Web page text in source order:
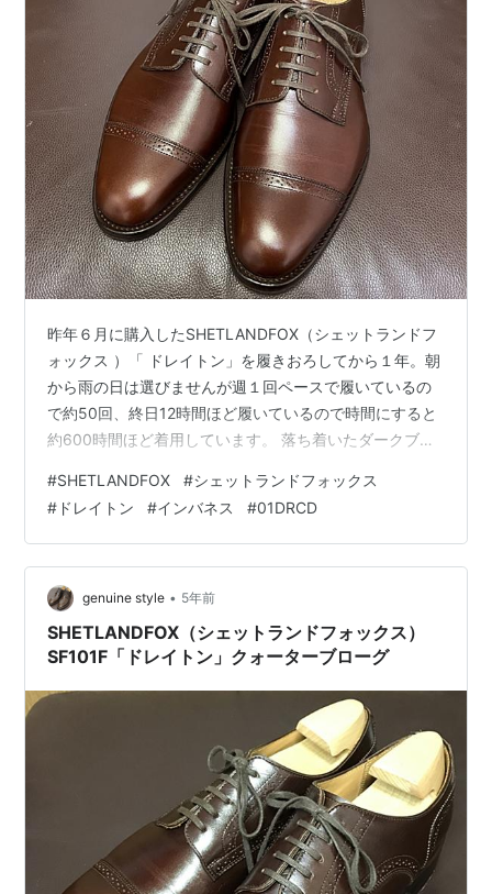
昨年６月に購入したSHETLANDFOX（シェットランドフ
ォックス ）「 ドレイトン」を履きおろしてから１年。朝
から雨の日は選びませんが週１回ペースで履いているの
で約50回、終日12時間ほど履いているので時間にすると
約600時間ほど着用しています。 落ち着いたダークブラ
合わせやすく、レザーソールの靴で一番履く頻度が多い
靴となりました。 genuinestyle.hatenablog.com
genuinestyle.hatenablog.com ソフトな足あたりの柔ら
かいレザーは履きおろしから痛い思いをすることなく足
に馴染み、履き皺もツリーを入…
#SHETLANDFOX #シェットランドフォックス
# ドレイトン #インバネス #01DRCD
genuine style • 5年前
SHETLANDFOX（シェットランドフォックス）
SF101F「ドレイトン」クォーターブローグ